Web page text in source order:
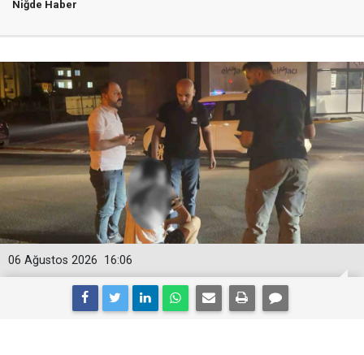
Niğde Haber
16:06
06 Ağustos 2026